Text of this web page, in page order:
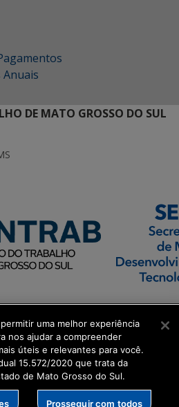
DE MATO GROSSO DO SUL
uma melhor experiência
nos ajudar a compreender
úteis e relevantes para você.
15.572/2020 que trata da
de Mato Grosso do Sul.
Prosseguir com todos